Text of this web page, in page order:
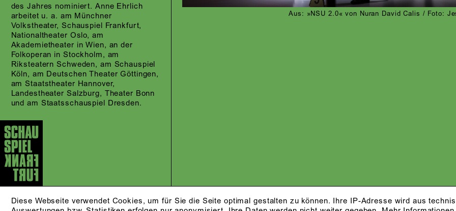
Diese Webseite verwendet Cookies, um für Sie die Seite optimal gestalten zu können. Ihre IP-Adresse wird aus
des Jahres nominiert. Anne Ehrlich
arbeitet u. a. am Münchner
Volkstheater, Schauspiel Frankfurt,
Nationaltheater Oslo, am
Akademietheater in Wien, an der
Folkoperan in Stockholm, am
Riksteatern Schweden, am Schauspiel
Köln, am Deutschen Theater Göttingen,
am Staatstheater Hannover,
Landestheater Salzburg, Theater Bonn
und am Staatsschauspiel Dresden.
Aus: »NSU 2.0« von Nuran David Calis / Foto: